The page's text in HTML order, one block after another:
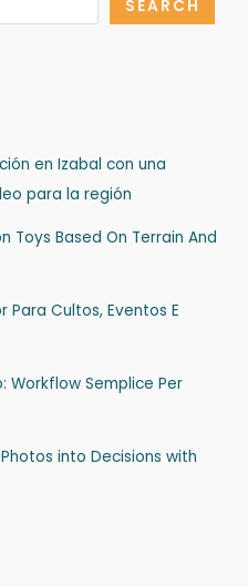
SEARCH
en Izabal con una
para la región
Toys Based On Terrain And
Para Cultos, Eventos E
Workflow Semplice Per
into Decisions with